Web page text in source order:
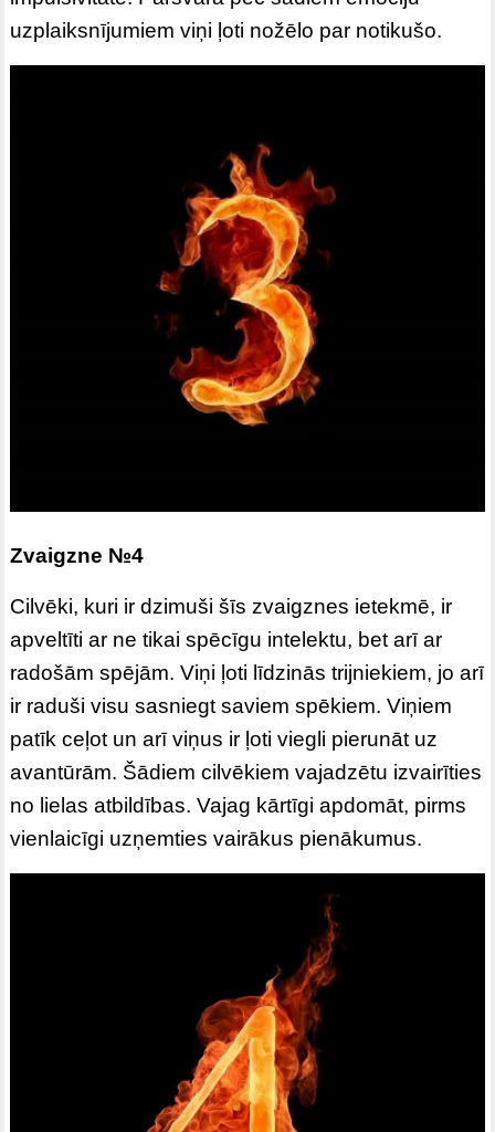
uzplaiksnījumiem viņi ļoti nožēlo par notikušo.
Zvaigzne №4
Cilvēki, kuri ir dzimuši šīs zvaigznes ietekmē, ir
apveltīti ar ne tikai spēcīgu intelektu, bet arī ar
radošām spējām. Viņi ļoti līdzinās trijniekiem, jo arī
ir raduši visu sasniegt saviem spēkiem. Viņiem
patīk ceļot un arī viņus ir ļoti viegli pierunāt uz
avantūrām. Šādiem cilvēkiem vajadzētu izvairīties
no lielas atbildības. Vajag kārtīgi apdomāt, pirms
vienlaicīgi uzņemties vairākus pienākumus.